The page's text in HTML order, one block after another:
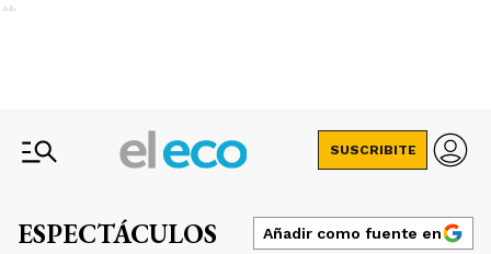
Ads
SUSCRIBITE
ESPECTÁCULOS Añadir como fuente en